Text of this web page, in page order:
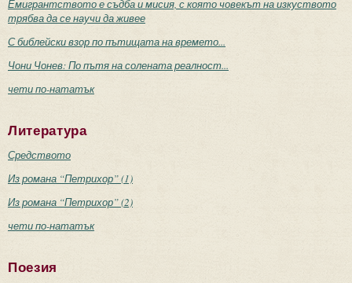
Емигрантството е съдба и мисия, с която човекът на изкуството
трябва да се научи да живее
С библейски взор по пътищата на времето...
Чони Чонев: По пътя на солената реалност...
чети по-нататък
Литература
Средството
Из романа “Петрихор” (1)
Из романа “Петрихор” (2)
чети по-нататък
Поезия